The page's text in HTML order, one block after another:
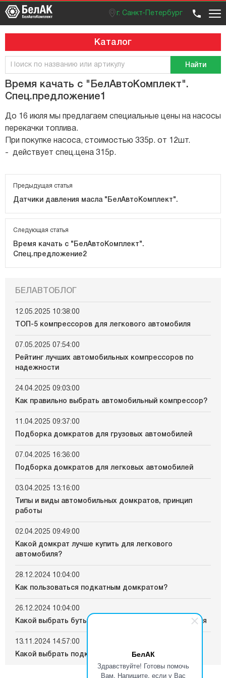
БелАК
Здравствуйте! Готовы помочь
Вам. Напишите, если у Вас
г. Санкт-Петербург
Розничный отдел
Вход / регистрация
Каталог
Найти
БЕЛАВТОБЛОГ
12.05.2025 10:38:00
ТОП-5 компрессоров для легкового автомобиля
07.05.2025 07:54:00
Рейтинг лучших автомобильных компрессоров по
надежности
24.04.2025 09:03:00
Как правильно выбрать автомобильный компрессор?
11.04.2025 09:37:00
Подборка домкратов для грузовых автомобилей
07.04.2025 16:36:00
Подборка домкратов для легковых автомобилей
03.04.2025 13:16:00
Типы и виды автомобильных домкратов, принцип
работы
02.04.2025 09:49:00
Какой домкрат лучше купить для легкового
автомобиля?
28.12.2024 10:04:00
Как пользоваться подкатным домкратом?
26.12.2024 10:04:00
Какой выбрать бутылочный домкрат для автомобиля
13.11.2024 14:57:00
Какой выбрать подкатной домкрат для автомобиля
Время качать с "БелАвтоКомплект".
Спец.предложение1
До 16 июля мы предлагаем специальные цены на насосы
перекачки топлива.
При покупке насоса, стоимостью 335р. от 12шт.
- действует спец.цена 315р.
Предыдущая статья
Датчики давления масла "БелАвтоКомплект".
Следующая статья
Время качать с "БелАвтоКомплект".
Спец.предложение2